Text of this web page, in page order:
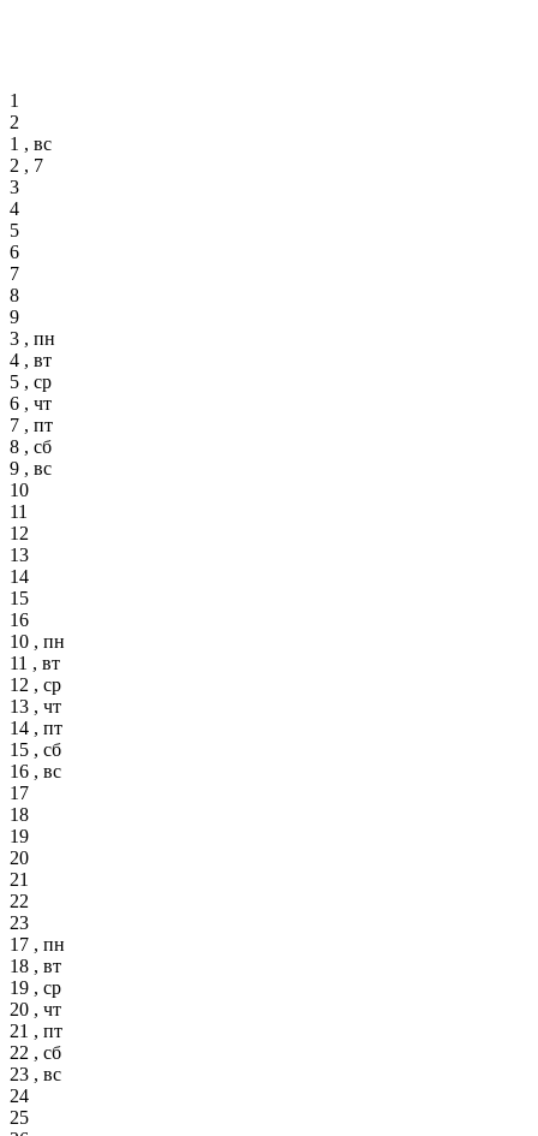
1
2
1 , вс
2 , 7
3
4
5
6
7
8
9
3 , пн
4 , вт
5 , ср
6 , чт
7 , пт
8 , сб
9 , вс
10
11
12
13
14
15
16
10 , пн
11 , вт
12 , ср
13 , чт
14 , пт
15 , сб
16 , вс
17
18
19
20
21
22
23
17 , пн
18 , вт
19 , ср
20 , чт
21 , пт
22 , сб
23 , вс
24
25